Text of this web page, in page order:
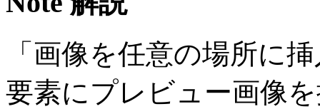
「画像を任意の場所に
要素にプレビュー画像